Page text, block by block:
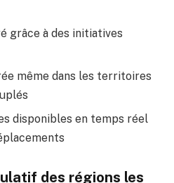
grâce à des initiatives
même dans les territoires
disponibles en temps réel
des régions les